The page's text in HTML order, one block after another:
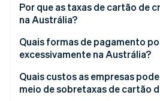
Por que as taxas de cartão de
na Austrália?
Quais formas de pagamento
excessivamente na Austrália?
Quais custos as empresas
meio de sobretaxas de cartão